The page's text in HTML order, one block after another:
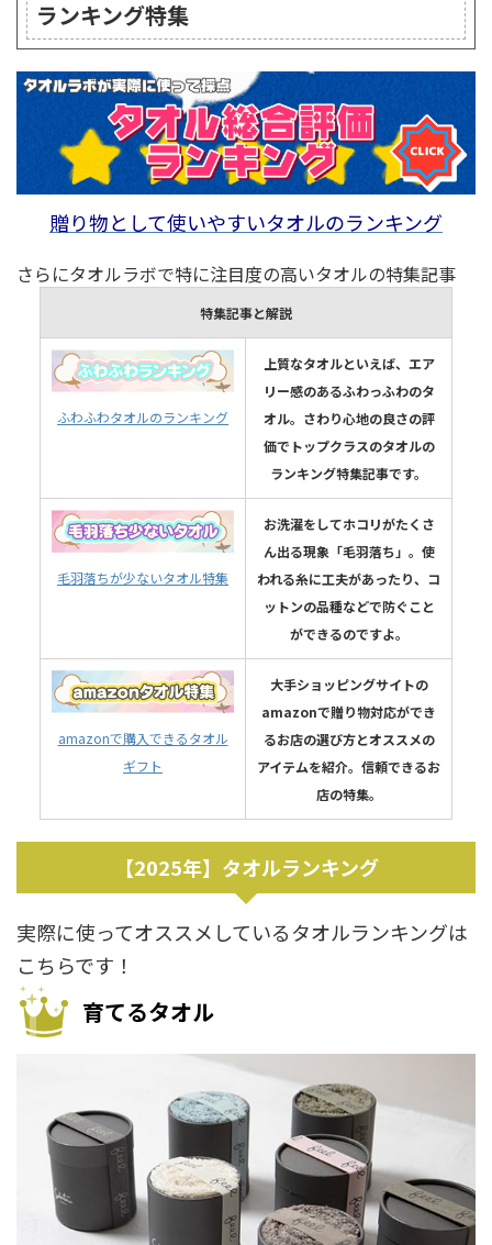
ランキング特集
贈り物として使いやすいタオルのランキング
さらにタオルラボで特に注目度の高いタオルの特集記事
特集記事と解説
ふわふわタオルのランキング
上質なタオルといえば、エア
リー感のあるふわっふわのタ
オル。さわり心地の良さの評
価でトップクラスのタオルの
ランキング特集記事です。
毛羽落ちが少ないタオル特集
お洗濯をしてホコリがたくさ
ん出る現象「毛羽落ち」。使
われる糸に工夫があったり、コ
ットンの品種などで防ぐこと
ができるのですよ。
amazonで購入できるタオル
ギフト
大手ショッピングサイトの
amazonで贈り物対応ができ
るお店の選び方とオススメの
アイテムを紹介。信頼できるお
店の特集。
【2025年】タオルランキング
実際に使ってオススメしているタオルランキングは
こちらです！
育てるタオル